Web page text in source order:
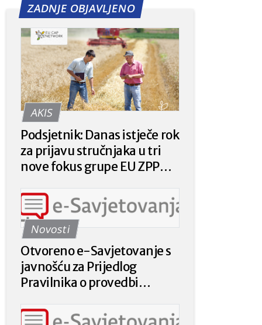
ZADNJE OBJAVLJENO
AKIS
Podsjetnik: Danas istječe rok
za prijavu stručnjaka u tri
nove fokus grupe EU ZPP
Novosti
Otvoreno e-Savjetovanje s
javnošću za Prijedlog
Pravilnika o provedbi
plaćanja poljoprivrednicima